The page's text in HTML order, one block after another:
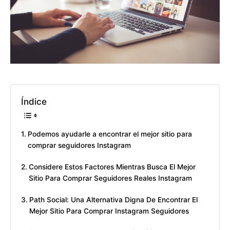
Índice
Podemos ayudarle a encontrar el mejor sitio para
comprar seguidores Instagram
Considere Estos Factores Mientras Busca El Mejor
Sitio Para Comprar Seguidores Reales Instagram
Path Social: Una Alternativa Digna De Encontrar El
Mejor Sitio Para Comprar Instagram Seguidores